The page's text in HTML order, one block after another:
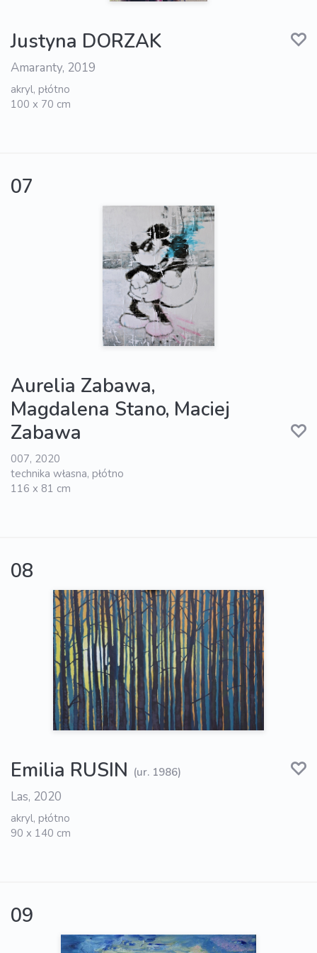
Justyna DORZAK
Amaranty, 2019
akryl, płótno
100 x 70 cm
07
Aurelia Zabawa,
Magdalena Stano, Maciej
Zabawa
007, 2020
technika własna, płótno
116 x 81 cm
08
Emilia RUSIN (ur. 1986)
Las, 2020
akryl, płótno
90 x 140 cm
09